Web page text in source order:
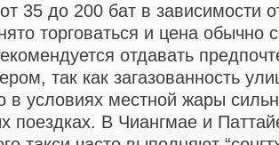
35 до 200 бат в зависимости
торговаться и цена обычно
отдавать
так как загазованность
в условиях местной жары
поездках. В Чиангмае и